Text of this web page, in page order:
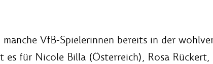
VfB-Spielerinnen bereits in der
es für Nicole Billa (Österreich), Rosa